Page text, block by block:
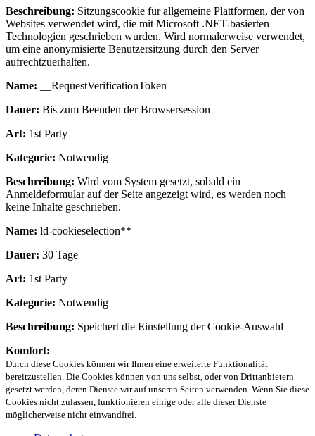
Beschreibung: Sitzungscookie für allgemeine Plattformen, der von
Websites verwendet wird, die mit Microsoft .NET-basierten
Technologien geschrieben wurden. Wird normalerweise verwendet,
um eine anonymisierte Benutzersitzung durch den Server
aufrechtzuerhalten.
Name: __RequestVerificationToken
Dauer: Bis zum Beenden der Browsersession
Art: 1st Party
Kategorie: Notwendig
Beschreibung: Wird vom System gesetzt, sobald ein
Anmeldeformular auf der Seite angezeigt wird, es werden noch
keine Inhalte geschrieben.
Name: ld-cookieselection**
Dauer: 30 Tage
Art: 1st Party
Kategorie: Notwendig
Beschreibung: Speichert die Einstellung der Cookie-Auswahl
Komfort:
Durch diese Cookies können wir Ihnen eine erweiterte Funktionalität
bereitzustellen. Die Cookies können von uns selbst, oder von Drittanbietern
gesetzt werden, deren Dienste wir auf unseren Seiten verwenden. Wenn Sie diese
Cookies nicht zulassen, funktionieren einige oder alle dieser Dienste
möglicherweise nicht einwandfrei.